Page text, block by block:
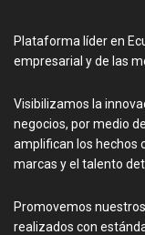
Plataforma líder en
empresarial y de las
Visibilizamos la
negocios, por medio
amplifican los hechos
marcas y el talento
Promovemos
realizados con